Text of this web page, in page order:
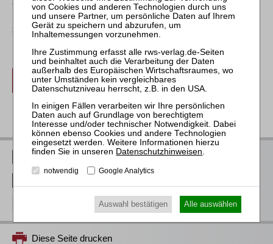
angegebene E-Mail-Adresse.
Die Teilnahmeunterlagen stellen wir Ihnen zum Download
zeitlich begrenzt zur Verfügung.ung.
anmelden
zurück
RWS Verlag bei LinkedIn
RWS Verlag bei Instagram
Diese Seite drucken
Datenschutzhinweisen.
notwendig Google Analytics
Auswahl bestätigen Alle auswählen